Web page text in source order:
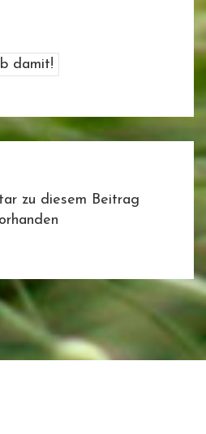
zu diesem Beitrag